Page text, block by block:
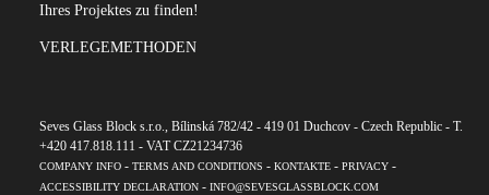
Ihres Projektes zu finden!
VERLEGEMETHODEN
Seves Glass Block s.r.o., Bílinská 782/42 - 419 01 Duchcov - Czech Republic - T.
+420 417.818.111 - VAT CZ21234736
COMPANY INFO- TERMS AND CONDITIONS - KONTAKTE- PRIVACY-
ACCESSIBILITY DECLARATION- INFO@SEVESGLASSBLOCK.COM